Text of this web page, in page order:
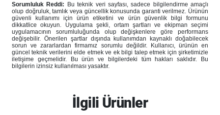
Sorumluluk Reddi: Bu teknik veri sayfası, sadece bilgilendirme amaçlı
olup doğruluk, tamlık veya güncellik konusunda garanti verilmez. Ürünün
güvenli kullanımı için ürün etiketini ve ürün güvenlik bilgi formunu
dikkatlice okuyun. Uygulama şekli, ortam şartları ve ekipman seçimi
uygulamacının sorumluluğunda olup değişkenlere göre performans
değişebilir. Önerilen şartlar dışında kullanımdan kaynaklı doğabilecek
sorun ve zararlardan firmamız sorumlu değildir. Kullanıcı, ürünün en
güncel teknik verilerini elde etmek ve ek bilgi talep etmek için şirketimizle
iletişime geçmelidir. Bu ürün ve bilgilerdeki tüm hakları saklıdır. Bu
bilgilerin izinsiz kullanılması yasaktır.
İlgili Ürünler